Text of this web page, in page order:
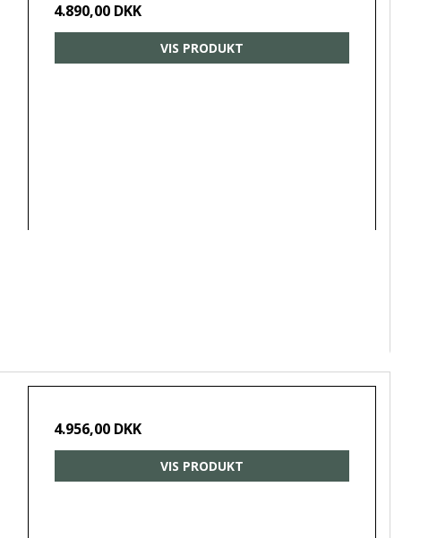
4.890,00 DKK
VIS PRODUKT
4.956,00 DKK
VIS PRODUKT